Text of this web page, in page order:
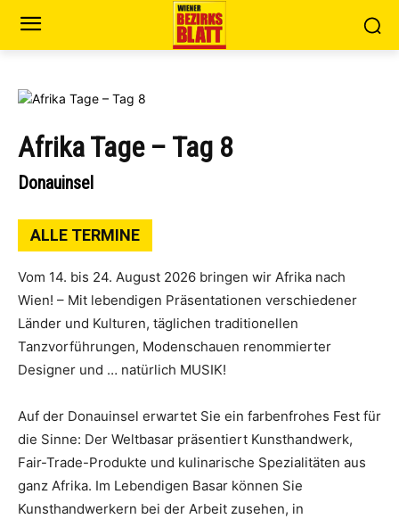
Afrika Tage – Tag 8
Donauinsel
ALLE TERMINE
Vom 14. bis 24. August 2026 bringen wir Afrika nach
Wien! – Mit lebendigen Präsentationen verschiedener
Länder und Kulturen, täglichen traditionellen
Tanzvorführungen, Modenschauen renommierter
Designer und … natürlich MUSIK!
Auf der Donauinsel erwartet Sie ein farbenfrohes Fest für
die Sinne: Der Weltbasar präsentiert Kunsthandwerk,
Fair-Trade-Produkte und kulinarische Spezialitäten aus
ganz Afrika. Im Lebendigen Basar können Sie
Kunsthandwerkern bei der Arbeit zusehen, in